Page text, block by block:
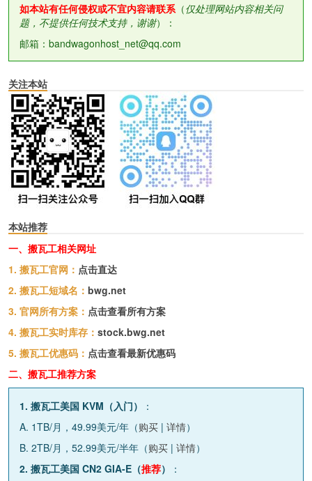
如本站有任何侵权或不宜内容请联系 （仅处理网站内容相关问
题，不提供任何技术支持，谢谢）：
邮箱：bandwagonhost_net@qq.com
关注本站
本站推荐
一、搬瓦工相关网址
1. 搬瓦工官网： 点击直达
2. 搬瓦工短域名： bwg.net
3. 官网所有方案： 点击查看所有方案
4. 搬瓦工实时库存： stock.bwg.net
5. 搬瓦工优惠码： 点击查看最新优惠码
二、搬瓦工推荐方案
1. 搬瓦工美国 KVM（入门）
：
A. 1TB/月，49.99美元/年（购买 | 详情）
B. 2TB/月，52.99美元/半年（购买 | 详情）
2. 搬瓦工美国 CN2 GIA-E（推荐）
：